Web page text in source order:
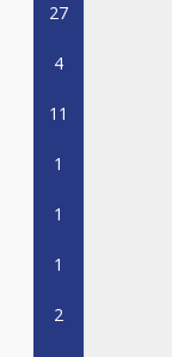
27
4
11
1
1
1
2